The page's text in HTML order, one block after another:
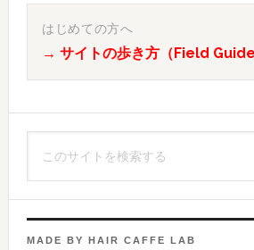
イ
バ
ー
はじめての方へ
→ サイトの歩き方（Field Guide
ト
MADE BY HAIR CAFFE LAB